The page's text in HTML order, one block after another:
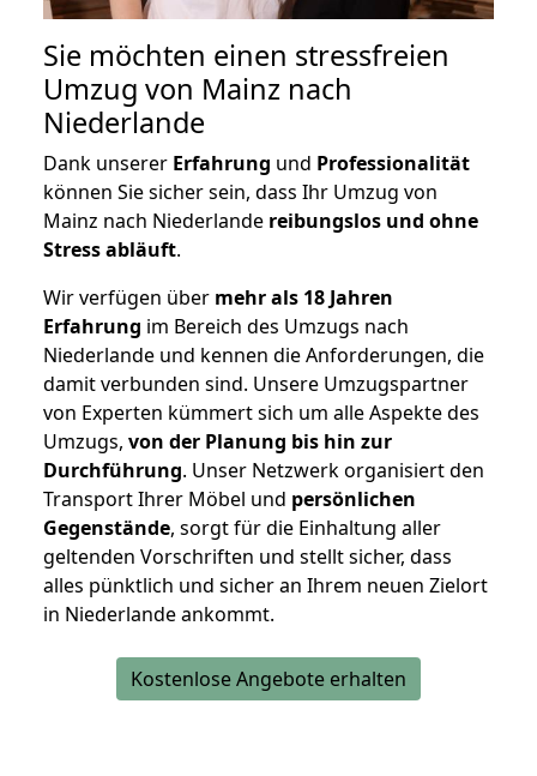
Sie möchten einen stressfreien
Umzug von Mainz nach
Niederlande
Dank unserer Erfahrung und Professionalität
können Sie sicher sein, dass Ihr Umzug von
Mainz nach Niederlande reibungslos und ohne
Stress abläuft.
Wir verfügen über mehr als 18 Jahren
Erfahrung im Bereich des Umzugs nach
Niederlande und kennen die Anforderungen, die
damit verbunden sind. Unsere Umzugspartner
von Experten kümmert sich um alle Aspekte des
Umzugs, von der Planung bis hin zur
Durchführung. Unser Netzwerk organisiert den
Transport Ihrer Möbel und persönlichen
Gegenstände, sorgt für die Einhaltung aller
geltenden Vorschriften und stellt sicher, dass
alles pünktlich und sicher an Ihrem neuen Zielort
in Niederlande ankommt.
Kostenlose Angebote erhalten